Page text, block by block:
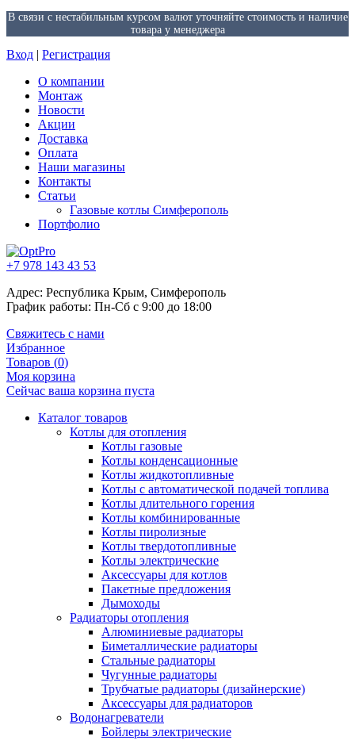
В связи с нестабильным курсом валют уточняйте стоимость и наличие
товара у менеджера
Вход | Регистрация
О компании
Монтаж
Новости
Акции
Доставка
Оплата
Наши магазины
Контакты
Статьи
Газовые котлы Симферополь
Портфолио
+7 978 143 43 53
Адрес: Республика Крым, Симферополь
График работы: Пн-Сб с 9:00 до 18:00
Свяжитесь с нами
Избранное
Товаров (0)
Моя корзина
Сейчас ваша корзина пуста
Каталог товаров
Котлы для отопления
Котлы газовые
Котлы конденсационные
Котлы жидкотопливные
Котлы с автоматической подачей топлива
Котлы длительного горения
Котлы комбинированные
Котлы пиролизные
Котлы твердотопливные
Котлы электрические
Аксессуары для котлов
Пакетные предложения
Дымоходы
Радиаторы отопления
Алюминиевые радиаторы
Биметаллические радиаторы
Стальные радиаторы
Чугунные радиаторы
Трубчатые радиаторы (дизайнерские)
Аксессуары для радиаторов
Водонагреватели
Бойлеры электрические